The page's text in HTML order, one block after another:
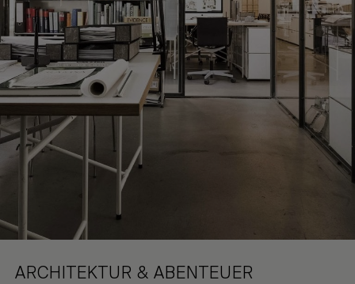
KEMPEN
KÖLN
DATENSCHUTZ
KARRIERE
ARCHITEKTUR & ABENTEUER